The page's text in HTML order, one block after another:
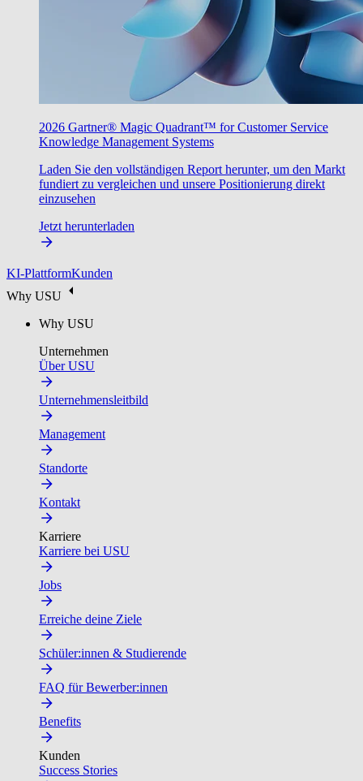
2026 Gartner® Magic Quadrant™ for Customer Service
Knowledge Management Systems
Laden Sie den vollständigen Report herunter, um den Markt
fundiert zu vergleichen und unsere Positionierung direkt
einzusehen
Jetzt herunterladen
KI-PlattformKunden
Why USU
Why USU
Unternehmen
Über USU
Unternehmensleitbild
Management
Standorte
Kontakt
Karriere
Karriere bei USU
Jobs
Erreiche deine Ziele
Schüler:innen & Studierende
FAQ für Bewerber:innen
Benefits
Kunden
Success Stories